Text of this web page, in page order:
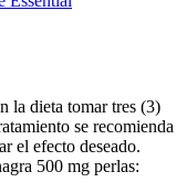
la dieta tomar tres (3)
se recomienda
el efecto deseado.
500 mg perlas: